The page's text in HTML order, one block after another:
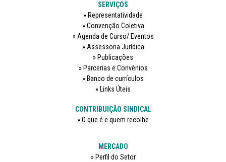
SERVIÇOS
Representatividade
Convenção Coletiva
Agenda de Curso/ Eventos
Assessoria Jurídica
Publicações
Parcerias e Convênios
Banco de currículos
Links Úteis
CONTRIBUIÇÃO SINDICAL
O que é e quem recolhe
MERCADO
Perfil do Setor